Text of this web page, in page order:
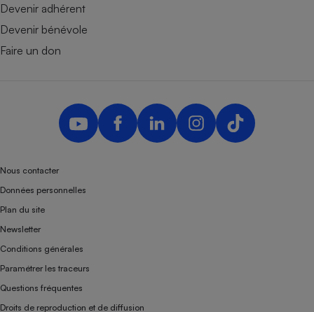
Devenir adhérent
Devenir bénévole
Faire un don
Nous contacter
Données personnelles
Plan du site
Newsletter
Conditions générales
Paramétrer les traceurs
Questions fréquentes
Droits de reproduction et de diffusion